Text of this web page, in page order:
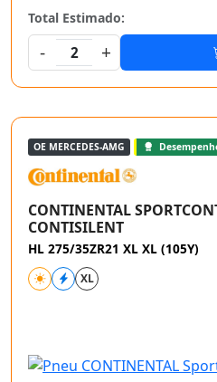
Total Estimado:
-
2 +
OE MERCEDES-AMG
CONTINENTAL
CONTISILENT
HL 275/35ZR21 XL XL (105Y)
XL